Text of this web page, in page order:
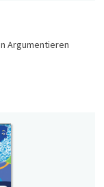
Argumentieren